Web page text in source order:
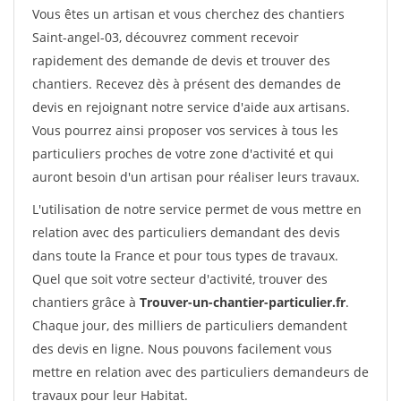
Vous êtes un artisan et vous cherchez des chantiers
Saint-angel-03, découvrez comment recevoir
rapidement des demande de devis et trouver des
chantiers. Recevez dès à présent des demandes de
devis en rejoignant notre service d'aide aux artisans.
Vous pourrez ainsi proposer vos services à tous les
particuliers proches de votre zone d'activité et qui
auront besoin d'un artisan pour réaliser leurs travaux.
L'utilisation de notre service permet de vous mettre en
relation avec des particuliers demandant des devis
dans toute la France et pour tous types de travaux.
Quel que soit votre secteur d'activité, trouver des
chantiers grâce à Trouver-un-chantier-particulier.fr.
Chaque jour, des milliers de particuliers demandent
des devis en ligne. Nous pouvons facilement vous
mettre en relation avec des particuliers demandeurs de
travaux pour leur Habitat.